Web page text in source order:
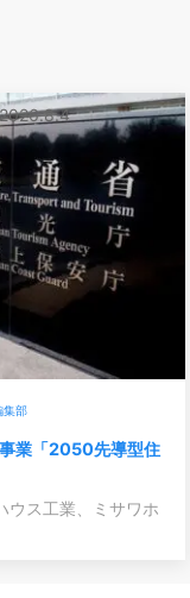
集部
業「2050先導型住
ウス工業、ミサワホ